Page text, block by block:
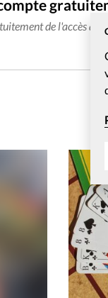
de l'accès aux